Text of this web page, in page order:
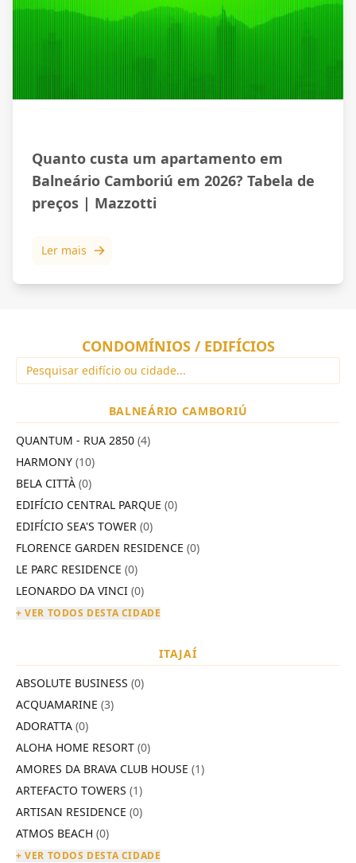
Quanto custa um apartamento em
Balneário Camboriú em 2026? Tabela de
preços | Mazzotti
Ler mais
CONDOMÍNIOS / EDIFÍCIOS
BALNEÁRIO CAMBORIÚ
QUANTUM - RUA 2850 (4)
HARMONY (10)
BELA CITTÀ (0)
EDIFÍCIO CENTRAL PARQUE (0)
EDIFÍCIO SEA'S TOWER (0)
FLORENCE GARDEN RESIDENCE (0)
LE PARC RESIDENCE (0)
LEONARDO DA VINCI (0)
+ VER TODOS DESTA CIDADE
ITAJAÍ
ABSOLUTE BUSINESS (0)
ACQUAMARINE (3)
ADORATTA (0)
ALOHA HOME RESORT (0)
AMORES DA BRAVA CLUB HOUSE (1)
ARTEFACTO TOWERS (1)
ARTISAN RESIDENCE (0)
ATMOS BEACH (0)
+ VER TODOS DESTA CIDADE